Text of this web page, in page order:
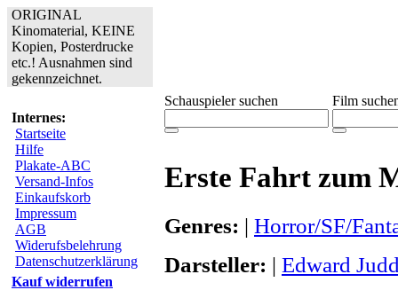
ORIGINAL
Kinomaterial, KEINE
Kopien, Posterdrucke
etc.! Ausnahmen sind
gekennzeichnet.
Internes:
Startseite
Hilfe
Plakate-ABC
Versand-Infos
Einkaufskorb
Impressum
AGB
Widerufsbelehrung
Datenschutzerklärung
Kauf widerrufen
Schauspieler suchen Film
Erste Fahrt zum
Genres: | Horror/SF/
Darsteller: | Edward